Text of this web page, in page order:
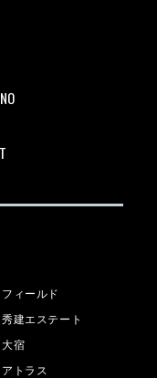
ィールド
建エステート
宿
トラス